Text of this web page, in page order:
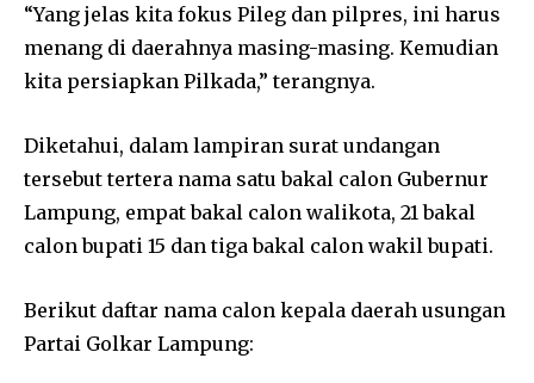
“Yang jelas kita fokus Pileg dan pilpres, ini harus
menang di daerahnya masing-masing. Kemudian
kita persiapkan Pilkada,” terangnya.
Diketahui, dalam lampiran surat undangan
tersebut tertera nama satu bakal calon Gubernur
Lampung, empat bakal calon walikota, 21 bakal
calon bupati 15 dan tiga bakal calon wakil bupati.
Berikut daftar nama calon kepala daerah usungan
Partai Golkar Lampung: